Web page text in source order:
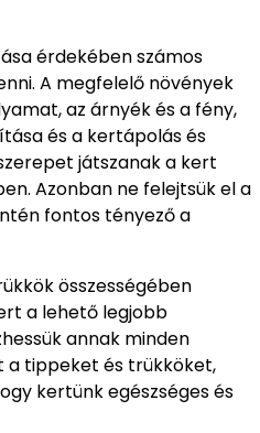
érdekében számos
A megfelelő növények
az árnyék és a fény,
és a kertápolás és
játszanak a kert
Azonban ne felejtsük el a
fontos tényező a
összességében
a lehető legjobb
annak minden
a tippeket és trükköket,
kertünk egészséges és